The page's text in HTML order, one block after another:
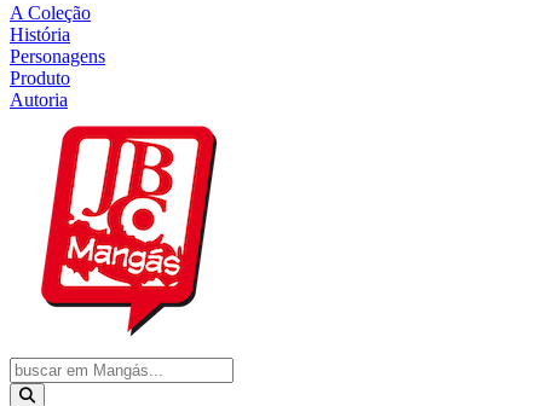
A Coleção
História
Personagens
Produto
Autoria